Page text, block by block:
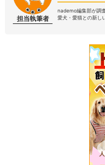
担当執筆者
nademo編集部が調
愛犬・愛猫との新し